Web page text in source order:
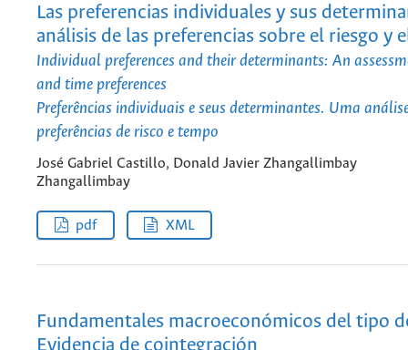
Las preferencias individuales y sus
análisis de las preferencias sobre el riesgo y
Individual preferences and their determinants: An
and time preferences
Preferências individuais e seus determinantes. Uma
preferências de risco e tempo
José Gabriel Castillo, Donald Javier Zhangallimbay
Zhangallimbay
pdf XML
Fundamentales macroeconómicos del tipo